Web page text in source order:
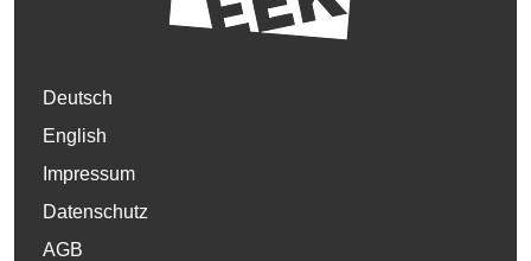
Deutsch
English
Impressum
Datenschutz
AGB